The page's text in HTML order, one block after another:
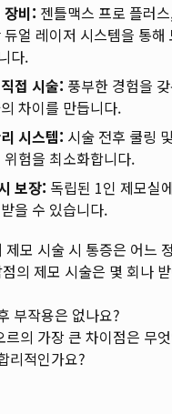
장비: 젠틀맥스 프로 플러
얼 레이저 시스템을 통해
다.
접 시술: 풍부한 경험을
차이를 만듭니다.
시스템: 시술 전후 쿨링
험을 최소화합니다.
보장: 독립된 1인 제모실
을 수 있습니다.
제모 시술 시 통증은 어느
의 제모 시술은 몇 회나
부작용은 없나요?
르의 가장 큰 차이점은 무
리적인가요?